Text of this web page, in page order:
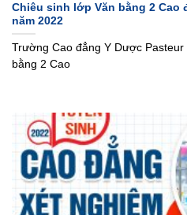
Chiêu sinh lớp Văn bằng 2 Cao
năm 2022
Trường Cao đẳng Y Dược
bằng 2 Cao